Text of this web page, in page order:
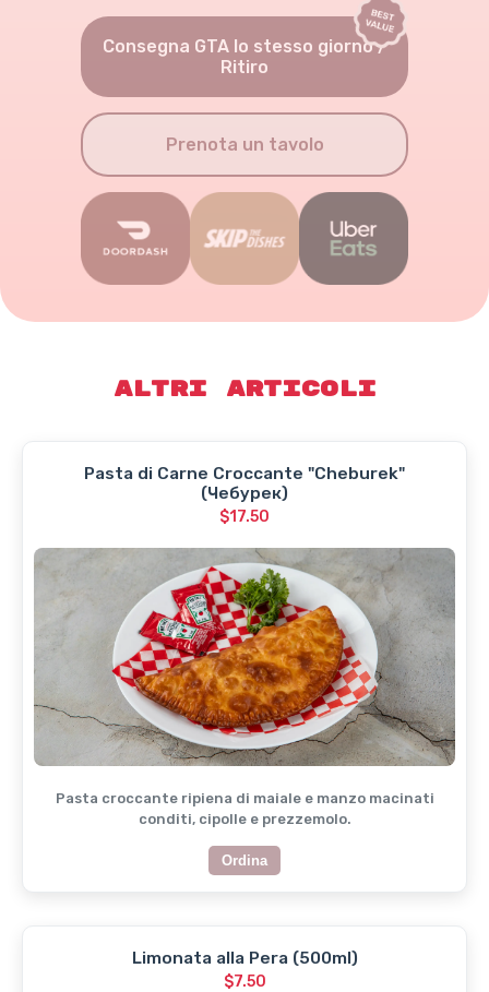
Consegna GTA lo stesso giorno /
Ritiro
Prenota un tavolo
Altri articoli
Pasta di Carne Croccante "Cheburek"
(Чебурек)
$17.50
Pasta croccante ripiena di maiale e manzo macinati
conditi, cipolle e prezzemolo.
Ordina
Limonata alla Pera (500ml)
$7.50